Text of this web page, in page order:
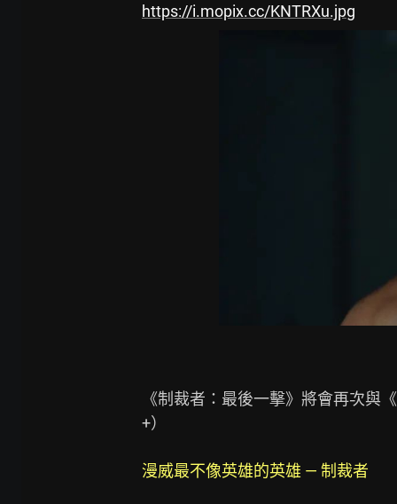
https://i.mopix.cc/KNTRXu.jpg
《制裁者：最後一擊》將會再次與
+）
漫威最不像英雄的英雄 — 制裁者